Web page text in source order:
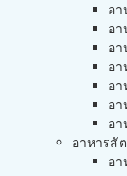
อา
อา
อา
อา
อา
อา
อา
อาหารสั
อ